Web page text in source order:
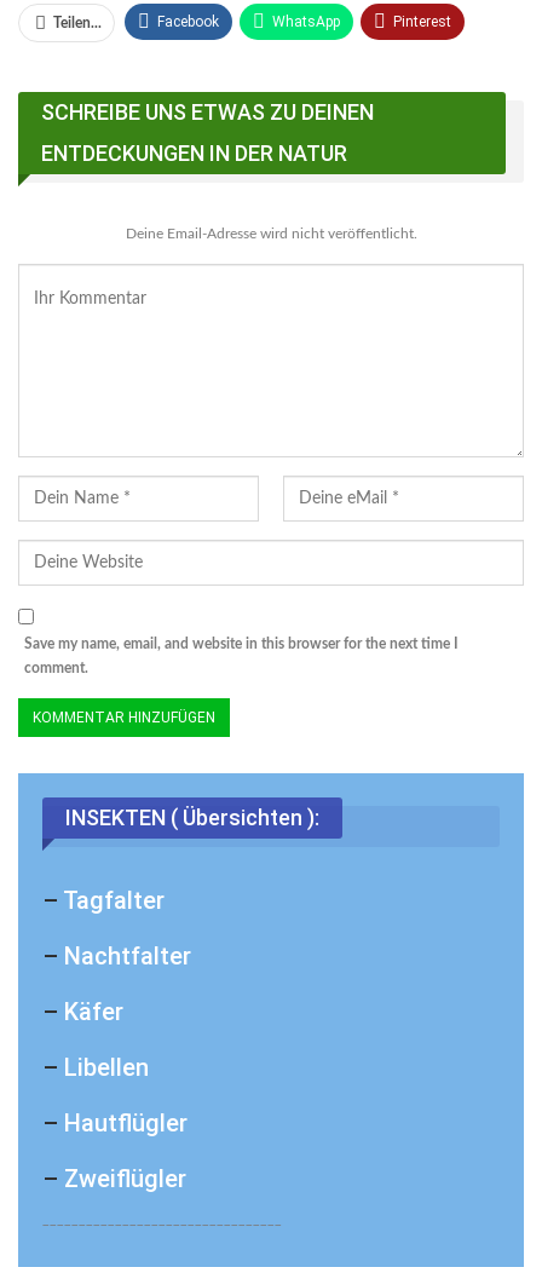
Teilen... Facebook WhatsApp Pinterest
Facebook Messenger
SCHREIBE UNS ETWAS ZU DEINEN
ENTDECKUNGEN IN DER NATUR
Deine Email-Adresse wird nicht veröffentlicht.
Save my name, email, and website in this browser for the next time I
comment.
INSEKTEN ( Übersichten ):
– Tagfalter
– Nachtfalter
– Käfer
– Libellen
– Hautflügler
– Zweiflügler